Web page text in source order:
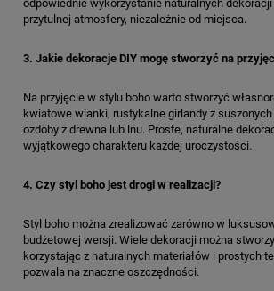
odpowiednie wykorzystanie naturalnych
przytulnej atmosfery, niezależnie od miejsca.
3. Jakie dekoracje DIY mogę stworzyć na
Na przyjęcie w stylu boho warto stworzyć
kwiatowe wianki, rustykalne girlandy z
ozdoby z drewna lub lnu. Proste, naturalne
wyjątkowego charakteru każdej uroczystości.
4. Czy styl boho jest drogi w realizacji?
Styl boho można zrealizować zarówno w
budżetowej wersji. Wiele dekoracji można
korzystając z naturalnych materiałów i prostych
pozwala na znaczne oszczędności.